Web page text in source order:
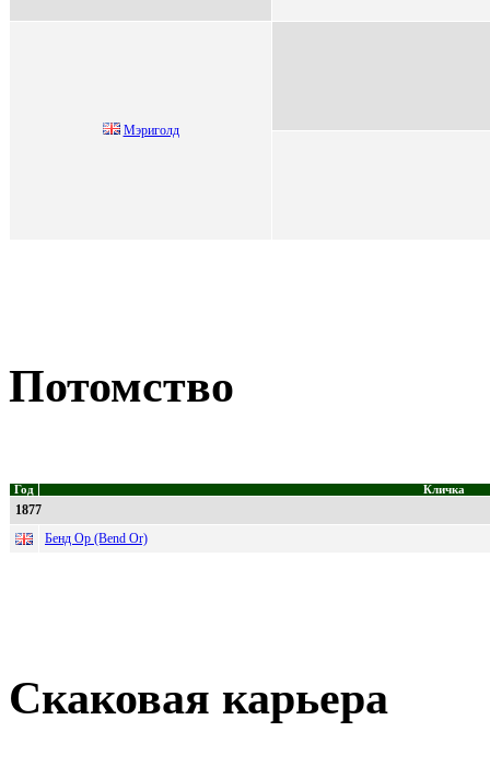
Mэриголд
Потомство
Год Кличка
1877
Бенд Ор (Bend Or)
Скаковая карьера